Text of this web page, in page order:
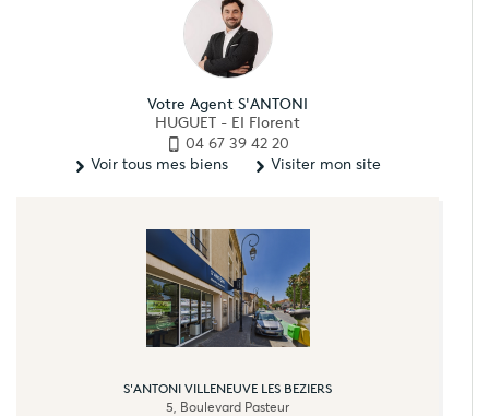
Votre Agent S'ANTONI
HUGUET - EI Florent
04 67 39 42 20
Voir tous mes biens
Visiter mon site
S'ANTONI VILLENEUVE LES BEZIERS
5, Boulevard Pasteur